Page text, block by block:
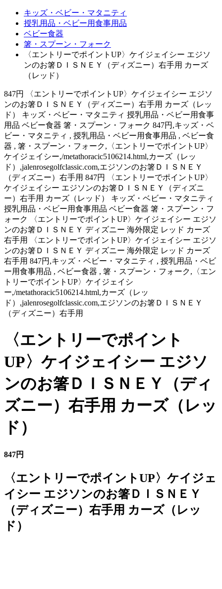
キッズ・ベビー・マタニティ
授乳用品・ベビー用食事用品
ベビー食器
箸・スプーン・フォーク
〈エントリーでポイントUP〉ケイジェイシー エジソ
ンのお箸ＤＩＳＮＥＹ（ディズニー）右手用 カーズ
（レッド）
847円 〈エントリーでポイントUP〉ケイジェイシー エジソ
ンのお箸ＤＩＳＮＥＹ（ディズニー）右手用 カーズ（レッ
ド） キッズ・ベビー・マタニティ 授乳用品・ベビー用食事
用品 ベビー食器 箸・スプーン・フォーク 847円,キッズ・ベ
ビー・マタニティ , 授乳用品・ベビー用食事用品 , ベビー食
器 , 箸・スプーン・フォーク,〈エントリーでポイントUP〉
ケイジェイシー,/metathoracic5106214.html,カーズ（レッ
ド）,jalenrosegolfclassic.com,エジソンのお箸ＤＩＳＮＥＹ
（ディズニー）右手用 847円 〈エントリーでポイントUP〉
ケイジェイシー エジソンのお箸ＤＩＳＮＥＹ（ディズニ
ー）右手用 カーズ（レッド） キッズ・ベビー・マタニティ
授乳用品・ベビー用食事用品 ベビー食器 箸・スプーン・フ
ォーク 〈エントリーでポイントUP〉ケイジェイシー エジソ
ンのお箸ＤＩＳＮＥＹ ディズニー 海外限定 レッド カーズ
右手用 〈エントリーでポイントUP〉ケイジェイシー エジソ
ンのお箸ＤＩＳＮＥＹ ディズニー 海外限定 レッド カーズ
右手用 847円,キッズ・ベビー・マタニティ , 授乳用品・ベビ
ー用食事用品 , ベビー食器 , 箸・スプーン・フォーク,〈エン
トリーでポイントUP〉ケイジェイシ
ー,/metathoracic5106214.html,カーズ（レッ
ド）,jalenrosegolfclassic.com,エジソンのお箸ＤＩＳＮＥＹ
（ディズニー）右手用
〈エントリーでポイント
UP〉ケイジェイシー エジソ
ンのお箸ＤＩＳＮＥＹ（ディ
ズニー）右手用 カーズ（レッ
ド）
847円
〈エントリーでポイントUP〉ケイジェ
イシー エジソンのお箸ＤＩＳＮＥＹ
（ディズニー）右手用 カーズ（レッ
ド）